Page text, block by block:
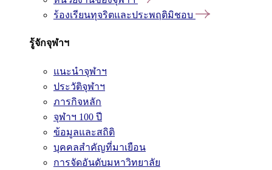
ร้องเรียนทุจริตและประพฤติมิชอบ
รู้จักจุฬาฯ
แนะนำจุฬาฯ
ประวัติจุฬาฯ
ภารกิจหลัก
จุฬาฯ 100 ปี
ข้อมูลและสถิติ
บุคคลสำคัญที่มาเยือน
การจัดอันดับมหาวิทยาลัย